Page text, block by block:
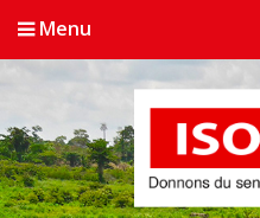
Menu